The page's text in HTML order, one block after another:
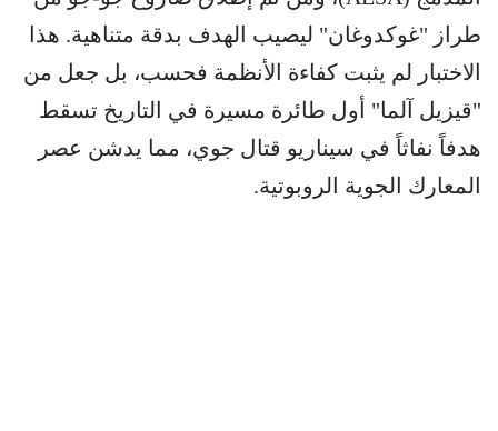
طراز "غوكدوغان" ليصيب الهدف بدقة متناهية. هذا
الاختبار لم يثبت كفاءة الأنظمة فحسب، بل جعل من
"قيزيل آلما" أول طائرة مسيرة في التاريخ تسقط
هدفاً نفاثاً في سيناريو قتال جوي، مما يدشن عصر
المعارك الجوية الروبوتية.